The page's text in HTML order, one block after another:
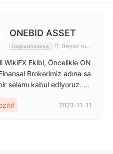
Şirket
ONEBID ASSET
Doğrulanmamış
Beyaz rus
WikiFX Ekibi, Öncelikle ON
Brokerimiz adına sa
selamı kabul ediyoruz. Şir
takdir ediyoruz. Brokerımı
2023-11-11